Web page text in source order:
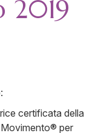
2019
certificata della
per